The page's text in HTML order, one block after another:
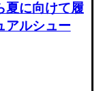
夏に向けて履
アルシュー